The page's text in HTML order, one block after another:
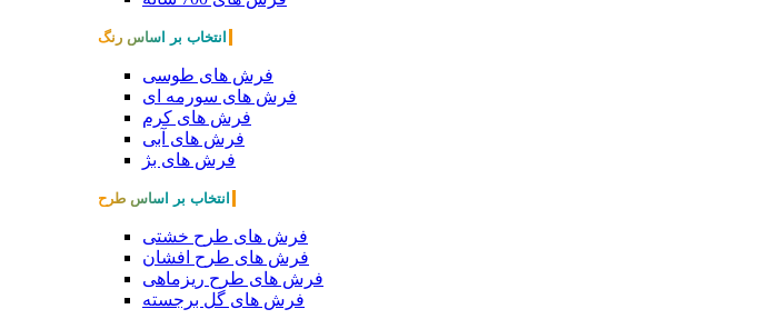
انتخاب بر اساس رنگ
فرش های طوسی
فرش های سورمه ای
فرش های کرم
فرش های آبی
فرش های بژ
انتخاب بر اساس طرح
فرش های طرح خشتی
فرش های طرح افشان
فرش های طرح ریزماهی
فرش های گل برجسته